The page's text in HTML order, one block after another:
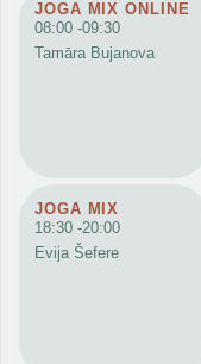
JOGA MIX ONLINE
08:00 -09:30
Tamāra Bujanova
JOGA MIX
18:30 -20:00
Evija Šefere